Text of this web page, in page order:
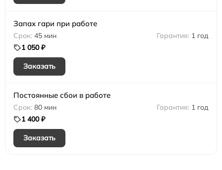
Запах гари при работе
45 мин
1 год
1 050 ₽
Заказать
Постоянные сбои в работе
80 мин
1 год
1 400 ₽
Заказать